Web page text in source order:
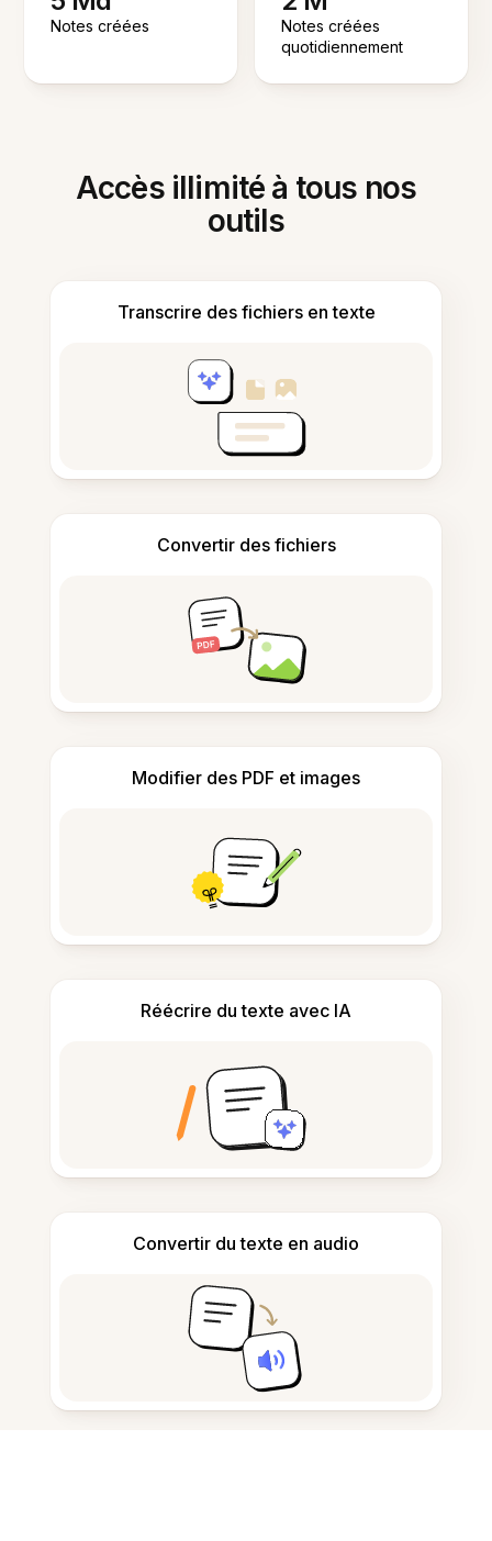
Notes créées
Notes créées
quotidiennement
Accès illimité à tous nos
outils
Transcrire des fichiers en texte
Convertir des fichiers
Modifier des PDF et images
Réécrire du texte avec IA
Convertir du texte en audio